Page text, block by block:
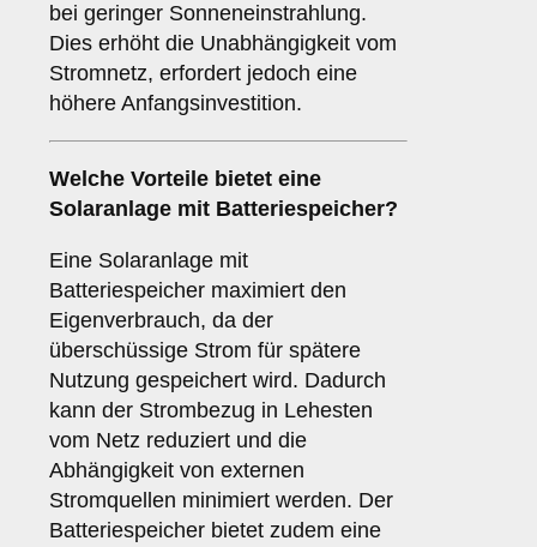
bei geringer Sonneneinstrahlung.
Dies erhöht die Unabhängigkeit vom
Stromnetz, erfordert jedoch eine
höhere Anfangsinvestition.
Welche Vorteile bietet eine
Solaranlage mit Batteriespeicher?
Eine Solaranlage mit
Batteriespeicher maximiert den
Eigenverbrauch, da der
überschüssige Strom für spätere
Nutzung gespeichert wird. Dadurch
kann der Strombezug in Lehesten
vom Netz reduziert und die
Abhängigkeit von externen
Stromquellen minimiert werden. Der
Batteriespeicher bietet zudem eine